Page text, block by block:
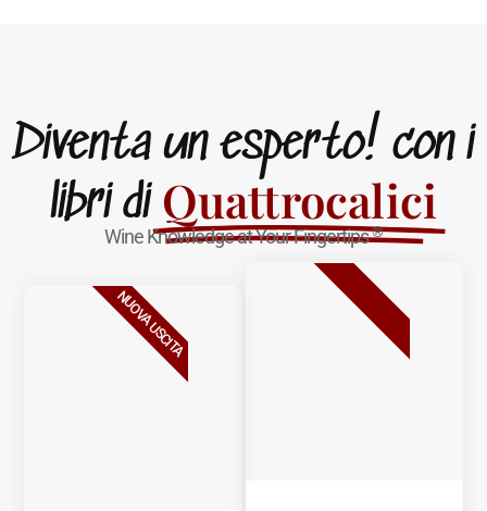
Diventa un esperto! con i
libri di Quattrocalici
Wine Knowledge at Your Fingertips®
NUOVA USCITA BESTSELLER